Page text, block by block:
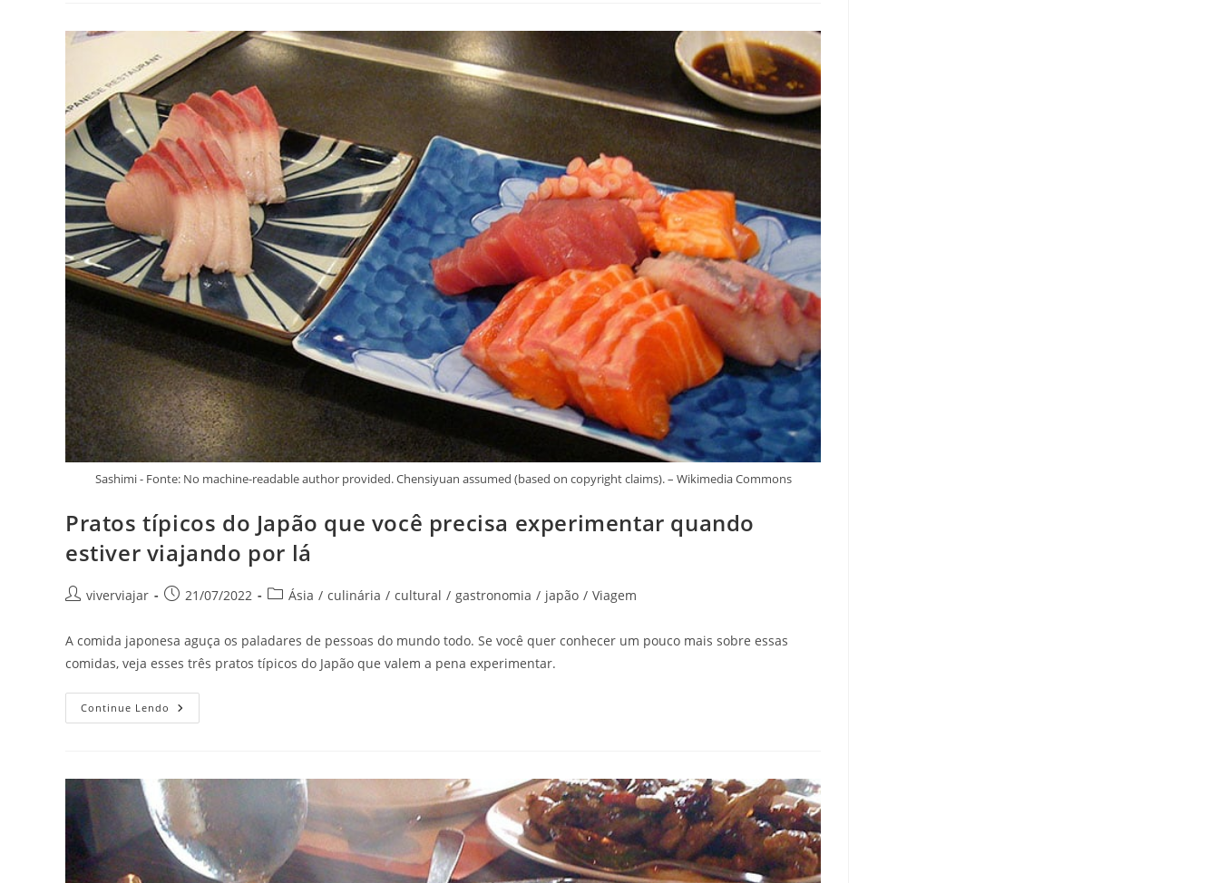
Qualquer
Viajante
Sashimi - Fonte: No machine-readable author provided. Chensiyuan assumed (based on copyright claims). – Wikimedia Commons
Pratos típicos do Japão que você precisa experimentar quando
estiver viajando por lá
Autorviverviajar
Post21/07/2022
Categoria
post:
Ásia / culinária / cultural / gastronomia / japão / Viagem
A comida japonesa aguça os paladares de pessoas do mundo todo. Se você quer conhecer um pouco mais sobre essas
comidas, veja esses três pratos típicos do Japão que valem a pena experimentar.
Continue Lendo Pratos
Típicos
Precisa
Experimentar
Quando
Estiver
Viajando
Por
Lá